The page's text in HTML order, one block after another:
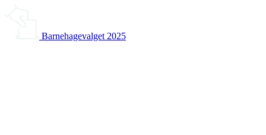
Barnehagevalget 2025